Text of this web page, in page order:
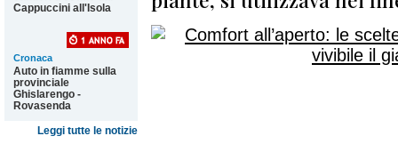
Cappuccini all'Isola
Cronaca
Auto in fiamme sulla
provinciale
Ghislarengo -
Rovasenda
Leggi tutte le notizie